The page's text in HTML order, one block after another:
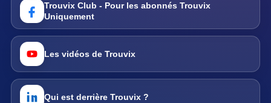
Trouvix Club - Pour les abonnés Trouvix
Uniquement
Les vidéos de Trouvix
Qui est derrière Trouvix ?